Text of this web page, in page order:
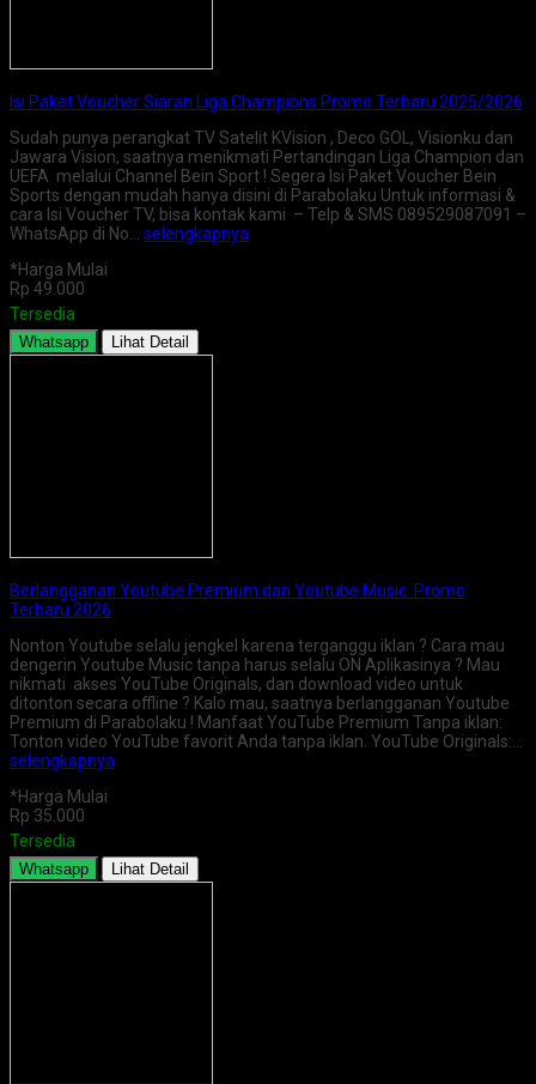
Isi Paket Voucher Siaran Liga Champions Promo Terbaru 2025/2026
Sudah punya perangkat TV Satelit KVision , Deco GOL, Visionku dan
Jawara Vision, saatnya menikmati Pertandingan Liga Champion dan
UEFA melalui Channel Bein Sport ! Segera Isi Paket Voucher Bein
Sports dengan mudah hanya disini di Parabolaku Untuk informasi &
cara Isi Voucher TV, bisa kontak kami – Telp & SMS 089529087091 –
WhatsApp di No… selengkapnya
*Harga Mulai
Rp 49.000
Tersedia
Whatsapp Lihat Detail
Berlangganan Youtube Premium dan Youtube Music Promo
Terbaru 2026
Nonton Youtube selalu jengkel karena terganggu iklan ? Cara mau
dengerin Youtube Music tanpa harus selalu ON Aplikasinya ? Mau
nikmati akses YouTube Originals, dan download video untuk
ditonton secara offline ? Kalo mau, saatnya berlangganan Youtube
Premium di Parabolaku ! Manfaat YouTube Premium Tanpa iklan:
Tonton video YouTube favorit Anda tanpa iklan. YouTube Originals:…
selengkapnya
*Harga Mulai
Rp 35.000
Tersedia
Whatsapp Lihat Detail